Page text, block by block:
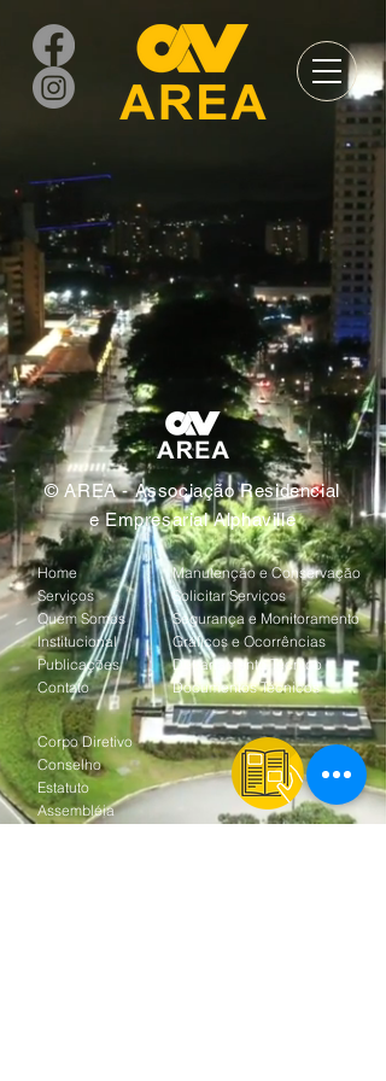
© AREA - Associação Residencial
e Empresarial Alphaville
Home
Serviços
Quem Somos
Institucional
Publicações
Contato
Manutenção e Conservação
Solicitar Serviços
Segurança e Monitoramento
Gráficos e Ocorrências
Departamento Técnico
Documentos Técnicos
Corpo Diretivo
Conselho
Estatuto
Assembléia